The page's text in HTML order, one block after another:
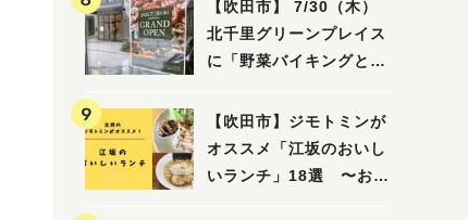
木・池田）
【吹田市】 7/30（木）
北千里グリーンプレイス
に「野菜バイキングと飲
里店」がオープン予定！
【吹田市】ジモトミンが
オススメ「江坂のおいし
いランチ」18選 〜おし